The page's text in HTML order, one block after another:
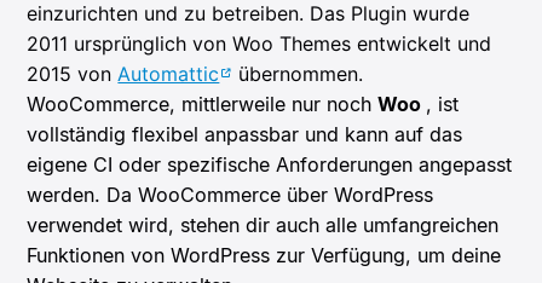
einzurichten und zu betreiben. Das Plugin wurde
2011 ursprünglich von Woo Themes entwickelt und
2015 vonAutomattic
übernommen.
WooCommerce, mittlerweile nur nochWoo , ist
vollständig flexibel anpassbar und kann auf das
eigene CI oder spezifische Anforderungen angepasst
werden. Da WooCommerce über WordPress
verwendet wird, stehen dir auch alle umfangreichen
Funktionen von WordPress zur Verfügung, um deine